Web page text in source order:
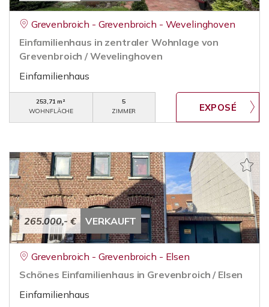
Grevenbroich - Grevenbroich - Wevelinghoven
Einfamilienhaus in zentraler Wohnlage von
Grevenbroich / Wevelinghoven
Einfamilienhaus
253,71 m²
WOHNFLÄCHE
5
ZIMMER
265.000,- € VERKAUFT
Grevenbroich - Grevenbroich - Elsen
Schönes Einfamilienhaus in Grevenbroich / Elsen
Einfamilienhaus